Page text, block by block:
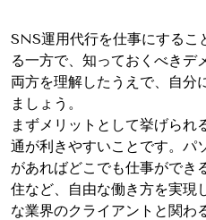
SNS運用代行を仕事にするこ
る一方で、知っておくべきデ
両方を理解したうえで、自分
ましょう。
まずメリットとして挙げられ
通が利きやすいことです。パ
があればどこでも仕事ができ
住など、自由な働き方を実現
な業界のクライアントと関わ